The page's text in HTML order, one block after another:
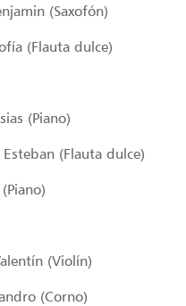
(Saxofón)
(Flauta dulce)
(Piano)
(Flauta dulce)
(Violín)
(Corno)